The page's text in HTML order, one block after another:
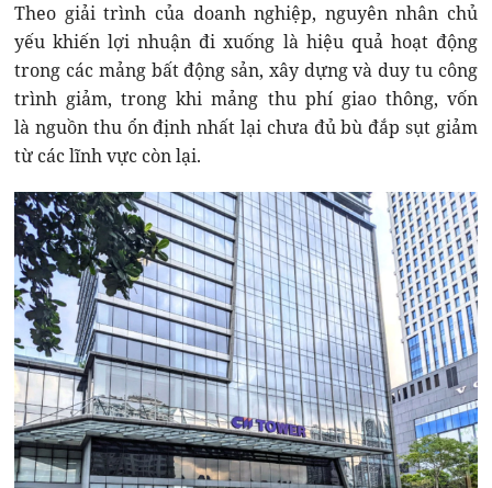
Theo giải trình của doanh nghiệp, nguyên nhân chủ
yếu khiến lợi nhuận đi xuống là hiệu quả hoạt động
trong các mảng bất động sản, xây dựng và duy tu công
trình giảm, trong khi mảng thu phí giao thông, vốn
là nguồn thu ổn định nhất lại chưa đủ bù đắp sụt giảm
từ các lĩnh vực còn lại.